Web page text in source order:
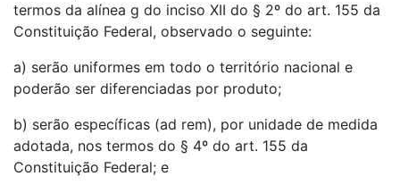
termos da alínea g do inciso XII do § 2º do art. 155 da
Constituição Federal, observado o seguinte:
a) serão uniformes em todo o território nacional e
poderão ser diferenciadas por produto;
b) serão específicas (ad rem), por unidade de medida
adotada, nos termos do § 4º do art. 155 da
Constituição Federal; e